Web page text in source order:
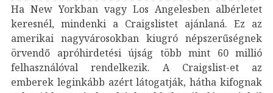
Ha New Yorkban vagy Los Angelesben albérletet
keresnél, mindenki a Craigslistet ajánlaná. Ez az
amerikai nagyvárosokban kiugró népszerűségnek
örvendő apróhirdetési újság több mint 60 millió
felhasználóval rendelkezik. A Craigslist-et az
emberek leginkább azért látogatják, hátha kifognak